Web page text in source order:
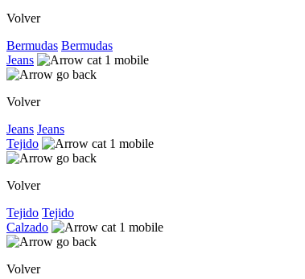
Volver
Bermudas Bermudas
Jeans
Volver
Jeans Jeans
Tejido
Volver
Tejido Tejido
Calzado
Volver